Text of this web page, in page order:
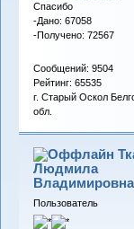
Спасибо
-Дано: 67058
-Получено: 72567
Сообщений: 9504
Рейтинг: 65535
г. Старый Оскол
обл.
Людмила
Владимировна
Пользователь